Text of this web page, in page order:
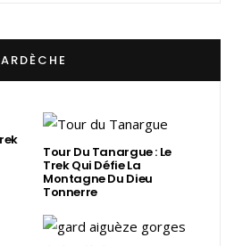
ARDÈCHE
Tour Du Tanargue : Le
Trek Qui Défie La
Montagne Du Dieu
Tonnerre